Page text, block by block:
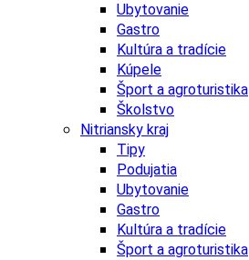
Ubytovanie
Gastro
Kultúra a tradície
Kúpele
Šport a agroturistika
Školstvo
Nitriansky kraj
Tipy
Podujatia
Ubytovanie
Gastro
Kultúra a tradície
Šport a agroturistika